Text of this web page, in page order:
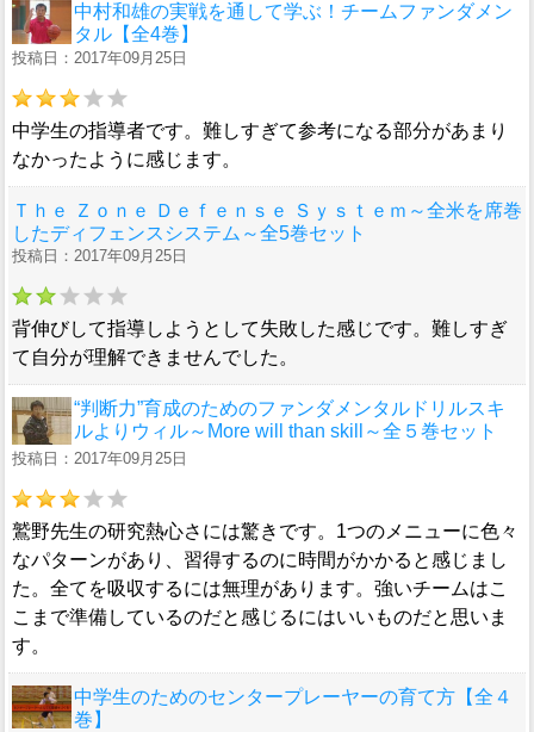
中村和雄の実戦を通して学ぶ！チームファンダメン
タル【全4巻】
投稿日：2017年09月25日
中学生の指導者です。難しすぎて参考になる部分があまり
なかったように感じます。
Ｔｈｅ Ｚｏｎｅ Ｄｅｆｅｎｓｅ Ｓｙｓｔｅｍ～全米を席巻
したディフェンスシステム～全5巻セット
投稿日：2017年09月25日
背伸びして指導しようとして失敗した感じです。難しすぎ
て自分が理解できませんでした。
“判断力”育成のためのファンダメンタルドリルスキ
ルよりウィル～More will than skill～全５巻セット
投稿日：2017年09月25日
鷲野先生の研究熱心さには驚きです。1つのメニューに色々
なパターンがあり、習得するのに時間がかかると感じまし
た。全てを吸収するには無理があります。強いチームはこ
こまで準備しているのだと感じるにはいいものだと思いま
す。
中学生のためのセンタープレーヤーの育て方【全４
巻】